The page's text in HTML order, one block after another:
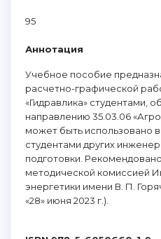
95
Аннотация
Учебное пособие
расчетно-графической
«Гидравлика» студентами,
направлению 35.03.06
может быть использовано в
студентами других
подготовки.
методической комиссией
энергетики имени В. П.
«28» июня 2023 г.).